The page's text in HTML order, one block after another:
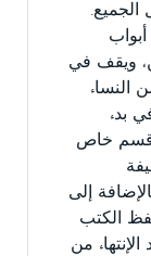
الجميع.
ويقف في
النساء
بدء
قسم خاص
إلى
الكتب
من